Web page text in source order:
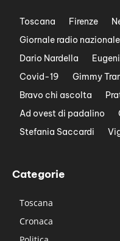
Toscana Firenze
Giornale radio nazionale
Dario Nardella
Covid-19
Gimmy
Bravo chi ascolta
Ad ovest di padalino
Stefania Saccardi
Categorie
Toscana
Cronaca